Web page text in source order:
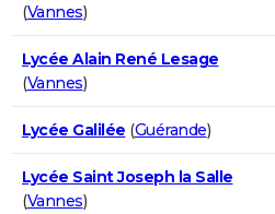
(Vannes)
Lycée Alain René Lesage
(Vannes)
Lycée Galilée (Guérande)
Lycée Saint Joseph la Salle
(Vannes)